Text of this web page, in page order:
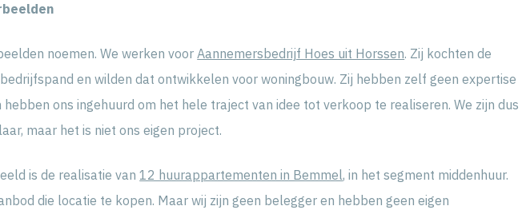
noemen. We werken voorAannemersbedrijf Hoes uit Horssen. Zij kochten de
en wilden dat ontwikkelen voor woningbouw. Zij hebben zelf geen expertise
hebben ons ingehuurd om het hele traject van idee tot verkoop te realiseren. We zijn dus
maar het is niet ons eigen project.
is de realisatie van12 huurappartementen in Bemmel, in het segment middenhuur.
die locatie te kopen. Maar wij zijn geen belegger en hebben geen eigen